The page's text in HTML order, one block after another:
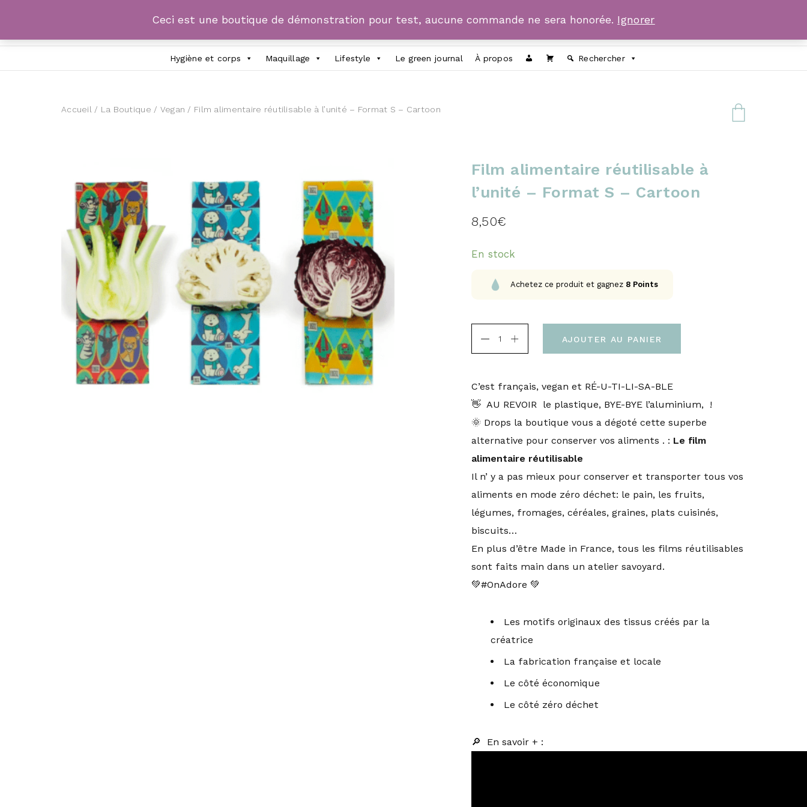
Hygiène et corps Maquillage Lifestyle Le green journal À propos Rechercher
Accueil / La Boutique / Vegan / Film alimentaire réutilisable à l’unité – Format S – Cartoon
Film alimentaire réutilisable à
l’unité – Format S – Cartoon
8,50€
En stock
Achetez ce produit et gagnez 8Points
AJOUTER AU PANIER
C’est français, vegan et RÉ-U-TI-LI-SA-BLE
👋 AU REVOIR le plastique, BYE-BYE l’aluminium, !
🌞 Drops la boutique vous a dégoté cette superbe
alternative pour conserver vos aliments . : Le film
alimentaire réutilisable
Il n’ y a pas mieux pour conserver et transporter tous vos
aliments en mode zéro déchet: le pain, les fruits,
légumes, fromages, céréales, graines, plats cuisinés,
biscuits…
En plus d’être Made in France, tous les films réutilisables
sont faits main dans un atelier savoyard.
💚#OnAdore 💚
Les motifs originaux des tissus créés par la
créatrice
La fabrication française et locale
Le côté économique
Le côté zéro déchet
🔎 En savoir + :
Ceci est une boutique de démonstration pour test, aucune commande ne sera honorée. Ignorer